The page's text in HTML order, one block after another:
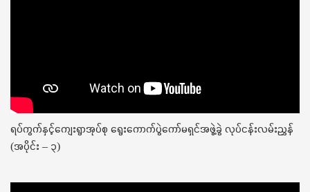
ရပ်ကွက်နှင့်ကျေးရွာအုပ်စု ရွေးကောက်ပွဲကော်မရှင်အဖွဲ့ခွဲ လုပ်ငန်းလမ်းညွှန်
(အပိုင်း – ၃)